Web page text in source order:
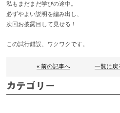
私もまだまだ学びの途中。
必ずやよい説明を編み出し、
次回お披露目して見せる！
この試行錯誤、ワクワクです。
« 前の記事へ 一覧に戻
カテゴリー